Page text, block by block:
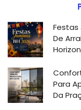
Festas
De
Para
Da